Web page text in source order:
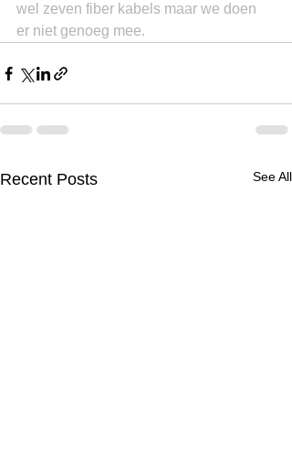
wel zeven fiber kabels maar we doen
er niet genoeg mee.
Recent Posts See All